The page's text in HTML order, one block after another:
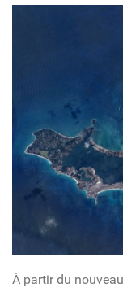
À partir du